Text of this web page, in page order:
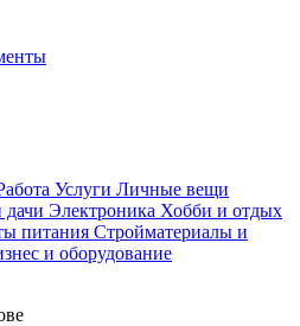
Услуги Личные вещи
дачи Электроника Хобби и отдых
питания Стройматериалы и
и оборудование